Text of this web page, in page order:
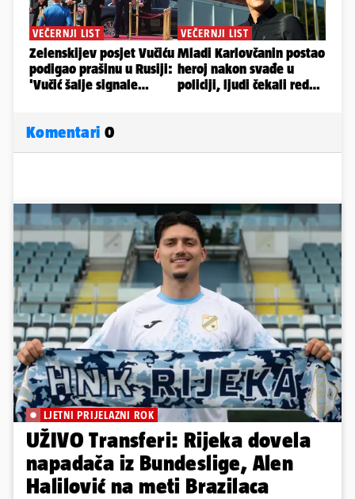
Komentari 0
LJETNI PRIJELAZNI ROK
UŽIVO Transferi: Rijeka dovela
napadača iz Bundeslige, Alen
Halilović na meti Brazilaca